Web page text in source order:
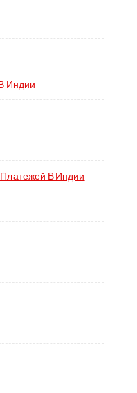
Индии
В Индии